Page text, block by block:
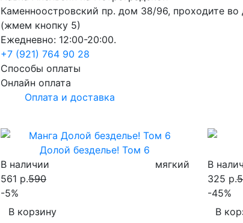
Каменноостровский пр. дом 38/96, проходите
(жмем кнопку 5)
Ежедневно: 12:00-20:00.
+7 (921) 764 90 28
Способы оплаты
Онлайн оплата
Оплата и доставка
Долой безделье! Том 6
В наличии
мягкий
561 р.590
-5%
В корзину
В
325 р.
-45%
В